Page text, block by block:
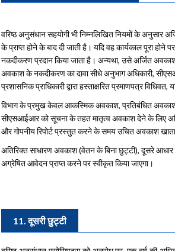
वरिष्ठ अनुसंधान सहयोगी भी निम्नलिखित नियमों के
के प्राप्त होने के बाद दी जाती है। यदि वह कार्यकाल पूरा
नकदीकरण प्रदान किया जाता है। अन्यथा, उसे अर्जित
अवकाश के नकदीकरण का दावा सीधे अनुभाग अधिकारी,
प्रशासनिक प्राधिकारी द्वारा हस्ताक्षरित प्रमाणपत्र
विभाग के प्रमुख केवल आकस्मिक अवकाश, प्रतिबंधित
सीएसआईआर को सूचना के तहत मातृत्व अवकाश देने के लिए
और गोपनीय रिपोर्ट प्रस्तुत करने के समय उचित अवकाश
अतिरिक्त साधारण अवकाश (वेतन के बिना छुट्टी), दूसरे
अग्रेषित आवेदन प्राप्त करने पर स्वीकृत किया जाएगा।
11. दूसरी छुट्टी